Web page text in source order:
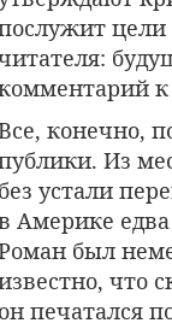
цели
конечно,
Из
без устали
Америке
был
что
он печатался